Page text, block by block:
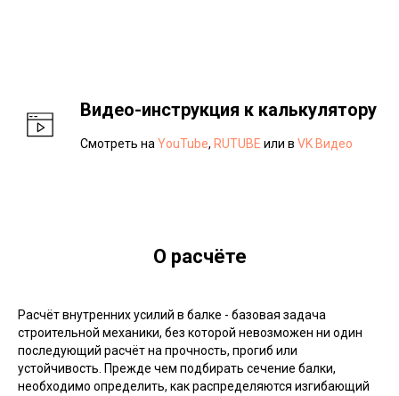
Видео-инструкция к калькулятору
Смотреть наYouTube, RUTUBE или в VK Видео
О расчёте
Расчёт внутренних усилий в балке - базовая задача
строительной механики, без которой невозможен ни один
последующий расчёт на прочность, прогиб или
устойчивость. Прежде чем подбирать сечение балки,
необходимо определить, как распределяются изгибающий